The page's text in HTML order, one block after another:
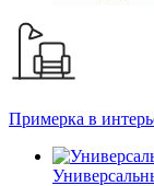
Примерка в